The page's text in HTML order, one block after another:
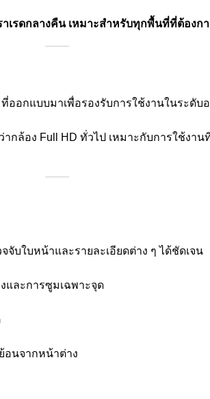
เรดกลางคืน เหมาะสำหรับทุกพื้นที่ที่ต้องก
ที่ออกแบบมาเพื่อรองรับการใช้งานในระ
ล้อง Full HD ทั่วไป เหมาะกับการใช้งาน
บใบหน้าและรายละเอียดต่าง ๆ ได้ชัดเจน
และการซูมเฉพาะจุด
อนจากหน้าต่าง